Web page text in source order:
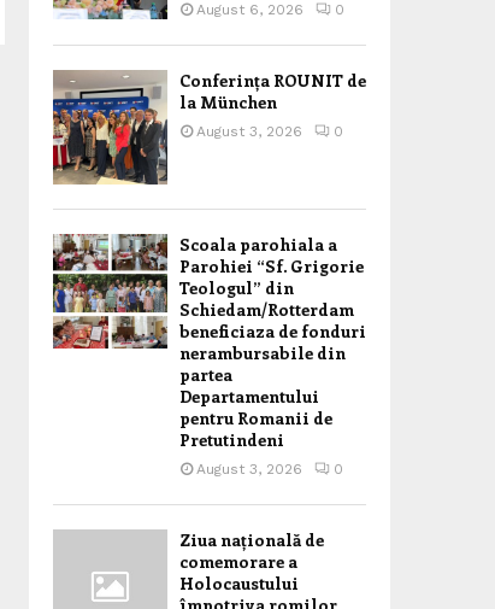
August 6, 2026 0
Conferința ROUNIT de
la München
August 3, 2026 0
Scoala parohiala a
Parohiei “Sf. Grigorie
Teologul” din
Schiedam/Rotterdam
beneficiaza de fonduri
nerambursabile din
partea
Departamentului
pentru Romanii de
Pretutindeni
August 3, 2026 0
Ziua națională de
comemorare a
Holocaustului